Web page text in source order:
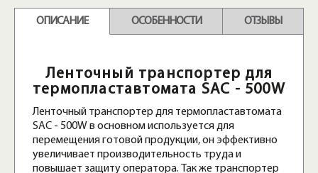
ОПИСАНИЕ ОСОБЕННОСТИ ОТЗЫВЫ
Ленточный транспортер для
термопластавтомата SAC - 500W
Ленточный транспортер для термопластавтомата
SAC - 500W в основном используется для
перемещения готовой продукции, он эффективно
увеличивает производительность труда и
повышает защиту оператора. Так же транспортер